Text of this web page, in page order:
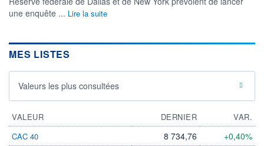
une enquête ... Lire la suite
MES LISTES
Valeurs les plus consultées
VALEUR DERNIER
VAR.
CAC 40
8 734,76 +0,40%